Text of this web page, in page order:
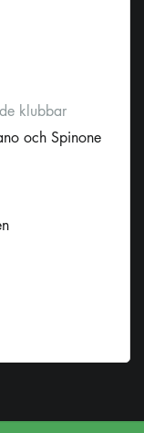
klubbar
och Spinone